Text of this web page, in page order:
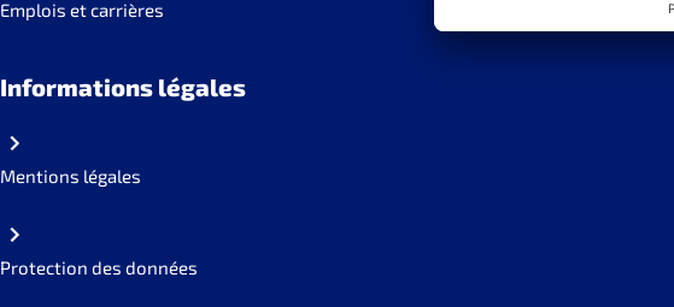
Emplois et carrières
Informations légales
Mentions légales
Protection des données